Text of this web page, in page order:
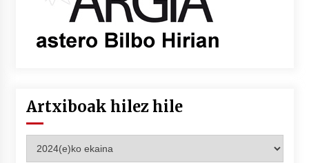
Artxiboak hilez hile
hilez